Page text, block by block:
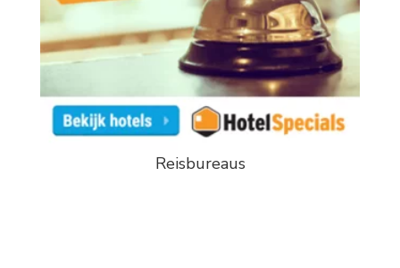
Reisbureaus